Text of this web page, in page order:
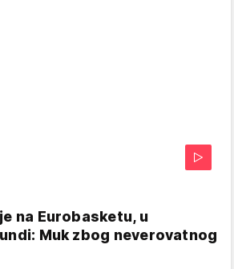
na Eurobasketu, u
Muk zbog neverovatnog